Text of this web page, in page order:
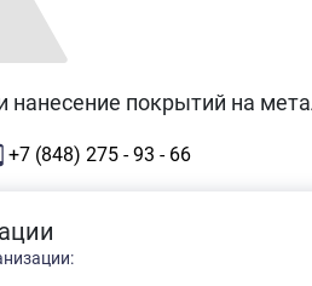
нанесение покрытий на
+7 (848) 275 - 93 - 66